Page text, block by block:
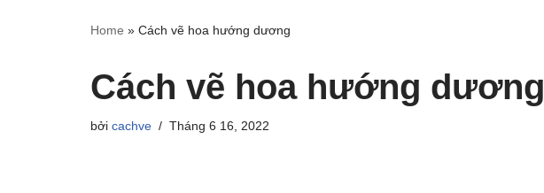
Home » Cách vẽ hoa hướng dương
Cách vẽ hoa hướng dương
bởi cachve Tháng 6 16, 2022